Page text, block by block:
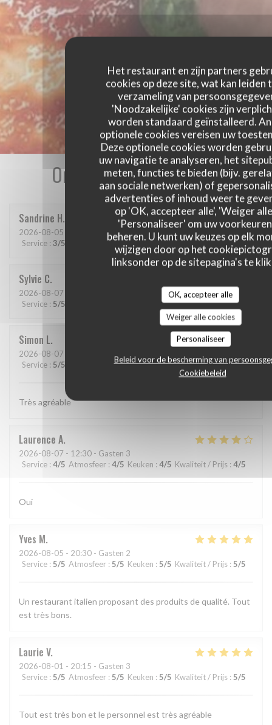
Het restaurant en zijn partners
cookies op deze site, wat kan leiden
verzameling van
'Noodzakelijke' cookies zijn
worden standaard geïnstalleerd.
optionele cookies vereisen uw
Deze optionele cookies worden
uw navigatie te analyseren, het
meten, functies te bieden (bijv.
aan sociale netwerken) of
advertenties of inhoud weer te
op 'OK, accepteer alle', 'Weiger
'Personaliseer' om uw
beheren. U kunt uw keuzes op elk
wijzigen door op het
linksonder op de sitepagina's te
OK, accepteer alle
Weiger alle cookies
Personaliseer
Beleid voor de bescherming van
Cookiebeleid
Onze gastbeoordelingen
Sandrine H
2026-08-05 - 19:45 - Gasten 2
Service : 3/5 : 3/5 Keuken: 4/5 Kwaliteit / Prijs: 3/5
Sylvie C
2026-08-07
Service : 5/5 5/5 Kwaliteit / Prijs:5/5
Simon L
2026-08-07
Service : 5/5 5/5 Keuken:5/5 Kwaliteit / Prijs:5/5
Très agréable
Laurence A
2026-08-07 - 12:30 - Gasten 3
Service : 4/5 Atmosfeer : 4/5 Keuken : 4/5 Kwaliteit / Prijs : 4/5
Oui
Yves M
2026-08-05 - 20:30 - Gasten 2
Service : 5/5 Atmosfeer : 5/5 Keuken : 5/5 Kwaliteit / Prijs : 5/5
Un restaurant italien proposant des produits de qualité. Tout
est très bons.
Laurie V
2026-08-01 - 20:15 - Gasten 3
Service : 5/5 Atmosfeer : 5/5 Keuken : 5/5 Kwaliteit / Prijs : 5/5
Tout est très bon et le personnel est très agréable